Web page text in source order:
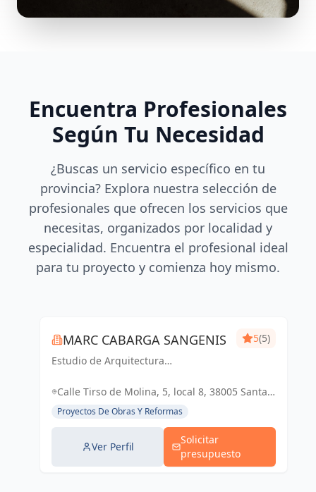
Encuentra Profesionales
Según Tu Necesidad
¿Buscas un servicio específico en tu
provincia? Explora nuestra selección de
profesionales que ofrecen los servicios que
necesitas, organizados por localidad y
especialidad. Encuentra el profesional ideal
para tu proyecto y comienza hoy mismo.
MARC CABARGA SANGENIS
Estudio de Arquitectura
nueva.
5(5)
Calle Tirso de Molina, 5, local 8, 38005 Santa
Cruz de Tenerife, España, España
Proyectos De Obras Y Reformas
Ver Perfil
Solicitar
presupuesto